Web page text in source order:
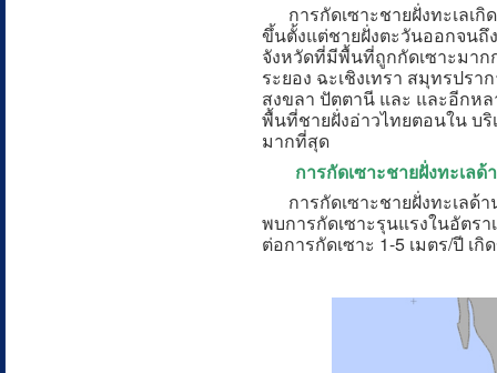
การกัดเซาะชายฝั่งทะเลเกิ
ขึ้นตั้งแต่ชายฝั่งตะวันออกจนถึ
จังหวัดที่มีพื้นที่ถูกกัดเซาะมาก
ระยอง ฉะเชิงเทรา สมุทรปร
สงขลา ปัตตานี และ และอีกห
พื้นที่ชายฝั่งอ่าวไทยตอนใน บ
มากที่สุด
การกัดเซาะชายฝั่งทะเล
การกัดเซาะชายฝั่งทะเลด้
พบการกัดเซาะรุนแรงในอัตร
ต่อการกัดเซาะ 1-5 เมตร/ปี เ